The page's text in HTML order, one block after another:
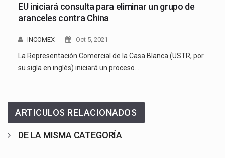
EU iniciará consulta para eliminar un grupo de
aranceles contra China
INCOMEX Oct 5, 2021
La Representación Comercial de la Casa Blanca (USTR, por
su sigla en inglés) iniciará un proceso…
ARTICULOS RELACIONADOS
DE LA MISMA CATEGORÍA